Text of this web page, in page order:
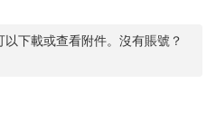
以下載或查看附件。沒有賬號？